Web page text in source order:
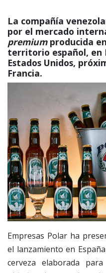
La compañía
por el mercado
premiumproducida
territorio español, en
Estados Unidos,
Francia.
Empresas Polar ha
el lanzamiento en
cerveza elaborada